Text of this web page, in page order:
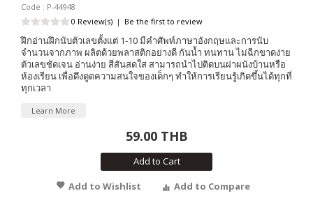
Code : P-44948
0 Review(s) | Be the first to review
ฝึกอ่านฝึกนับตัวเลขตั้งแต่ 1-10 มีคำศัพท์ภาษาอังกฤษและการนับ
จำนวนจากภาพ ผลิตด้วยพลาสติกอย่างดี กันน้ำ ทนทาน ไม่ฉีกขาดง่าย
ตัวเลขชัดเจน อ่านง่าย สีสันสดใส สามารถนำไปติดบนฝาผนังบ้านหรือ
ห้องเรียน เพื่อดึงดูดความสนใจของเด็กๆ ทำให้การเรียนรู้เกิดขึ้นได้ทุกที่
ทุกเวลา
Learn More
59.00 THB
Add to Cart
Add to Wishlist
Add to Compare